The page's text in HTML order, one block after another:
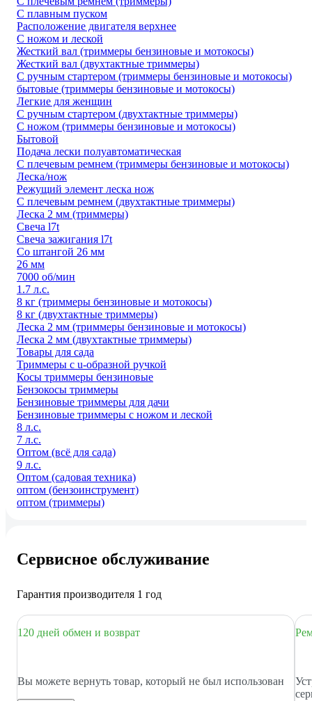
С плавным пуском
Расположение двигателя верхнее
С ножом и леской
Жесткий вал (триммеры бензиновые и мотокосы)
Жесткий вал (двухтактные триммеры)
С ручным стартером (триммеры бензиновые и мотокосы)
бытовые (триммеры бензиновые и мотокосы)
Легкие для женщин
С ручным стартером (двухтактные триммеры)
С ножом (триммеры бензиновые и мотокосы)
Бытовой
Подача лески полуавтоматическая
С плечевым ремнем (триммеры бензиновые и мотокосы)
Леска/нож
Режущий элемент леска нож
С плечевым ремнем (двухтактные триммеры)
Леска 2 мм (триммеры)
Свеча l7t
Свеча зажигания l7t
Со штангой 26 мм
26 мм
7000 об/мин
1.7 л.с.
8 кг (триммеры бензиновые и мотокосы)
8 кг (двухтактные триммеры)
Леска 2 мм (триммеры бензиновые и мотокосы)
Леска 2 мм (двухтактные триммеры)
Товары для сада
Триммеры с u-образной ручкой
Косы триммеры бензиновые
Бензокосы триммеры
Бензиновые триммеры для дачи
Бензиновые триммеры с ножом и леской
8 л.с.
7 л.с.
Оптом (всё для сада)
9 л.с.
Оптом (садовая техника)
оптом (бензоинструмент)
оптом (триммеры)
Сервисное обслуживание
Гарантия производителя 1 год
120 дней обмен и возврат
Вы можете вернуть товар, который не был использован